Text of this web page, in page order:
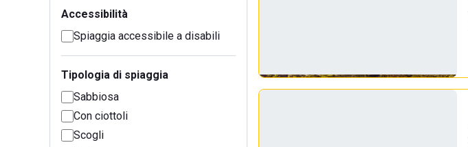
Accessibilità
Spiaggia accessibile a disabili
Tipologia di spiaggia
Sabbiosa
Con ciottoli
Scogli